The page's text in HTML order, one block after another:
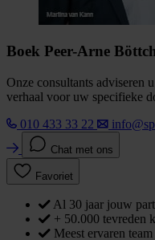
Boek Peer-Arne
Onze consultants adviseren
verhaal voor uw specifieke
010 433 33 22
Chat met ons
Favoriet
Al 30 jaar jouw
+ 50.000 tevreden
Meest ervaren